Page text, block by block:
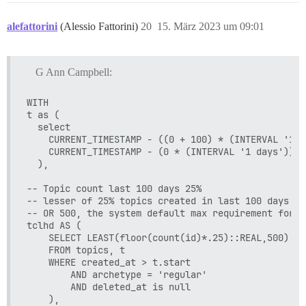
pr AS (
    FROM t, user_visits
    WHERE visited_at > t.start
      AND visited_at < t.end
    GROUP BY user_id
    ORDER BY visits DESC
-- Gelesene Beiträge aller Zeiten
prat as (
    select user_id,
        sum(posts_read) as posts_read
    from t, user_visits
    INNER JOIN tl using (user_id)
    group by user_id
-- Antworten auf Themen
trt as (
alefattorini (Alessio Fattorini) 15. März 2023 um 09:01
20
G Ann Campbell:
WITH
t as (
  select
CURRENT_TIMESTAMP - ((0 + 100) * (INTERVAL '1
CURRENT_TIMESTAMP - (0 * (INTERVAL '1 days'))
  ),
-- Topic count last 100 days 25%
-- lesser of 25% topics created in last 100 days
-- OR 500, the system default max requirement for
tclhd AS (
SELECT LEAST(floor(count(id)*.25)::REAL,500)
    FROM topics, t
    WHERE created_at > t.start
        AND archetype = 'regular'
        AND deleted_at is null
    ),